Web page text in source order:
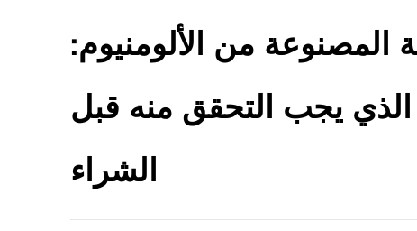
من الألومنيوم:
الذي يجب التحقق منه قبل
الشراء